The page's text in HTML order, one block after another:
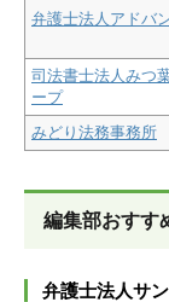
弁護士法人アドバ
司法書士法人みつ
ープ
みどり法務事務所
編集部おすす
弁護士法人サ